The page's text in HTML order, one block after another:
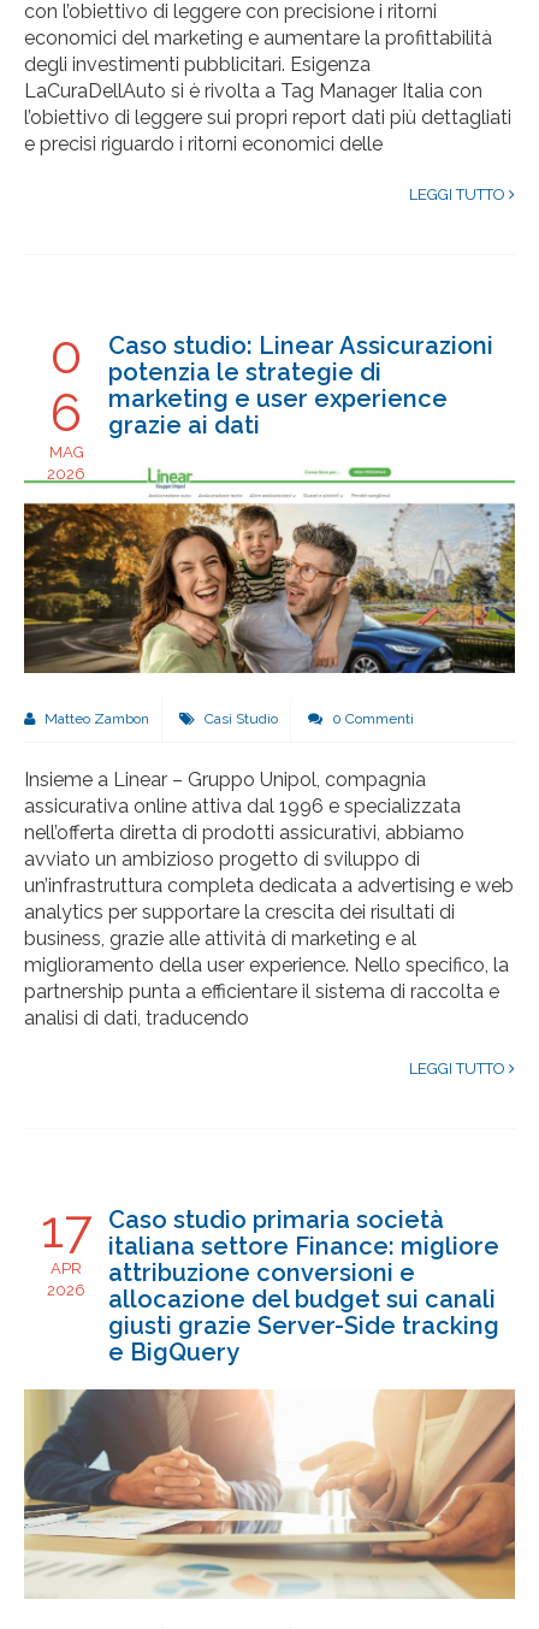
con l’obiettivo di leggere con precisione i ritorni
economici del marketing e aumentare la profittabilità
degli investimenti pubblicitari. Esigenza
LaCuraDellAuto si è rivolta a Tag Manager Italia con
l’obiettivo di leggere sui propri report dati più dettagliati
e precisi riguardo i ritorni economici delle
LEGGI TUTTO
0
6
MAG
2026
Caso studio: Linear Assicurazioni
potenzia le strategie di
marketing e user experience
grazie ai dati
Matteo Zambon Casi Studio 0 Commenti
Insieme a Linear – Gruppo Unipol, compagnia
assicurativa online attiva dal 1996 e specializzata
nell’offerta diretta di prodotti assicurativi, abbiamo
avviato un ambizioso progetto di sviluppo di
un’infrastruttura completa dedicata a advertising e web
analytics per supportare la crescita dei risultati di
business, grazie alle attività di marketing e al
miglioramento della user experience. Nello specifico, la
partnership punta a efficientare il sistema di raccolta e
analisi di dati, traducendo
LEGGI TUTTO
17
APR
2026
Caso studio primaria società
italiana settore Finance: migliore
attribuzione conversioni e
allocazione del budget sui canali
giusti grazie Server-Side tracking
e BigQuery